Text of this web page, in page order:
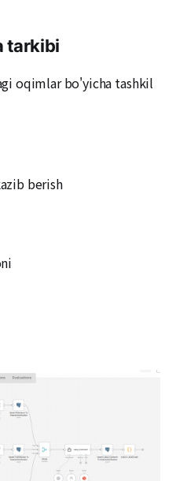
tarkibi
oqimlar bo'yicha tashkil
berish